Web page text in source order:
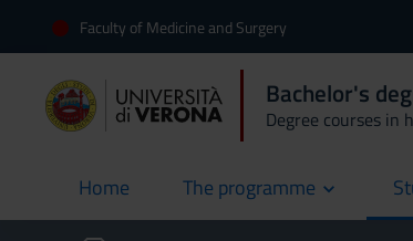
Faculty of Medicine and Surgery
Bachelor's
Degree courses in
Home
current The programme